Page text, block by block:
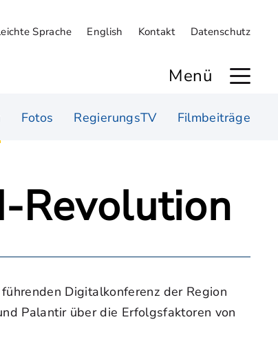
Sprache English Kontakt Datenschutz
Menü
Fotos RegierungsTV Filmbeiträge
Revolution
Digitalkonferenz der Region
Palantir über die Erfolgsfaktoren von